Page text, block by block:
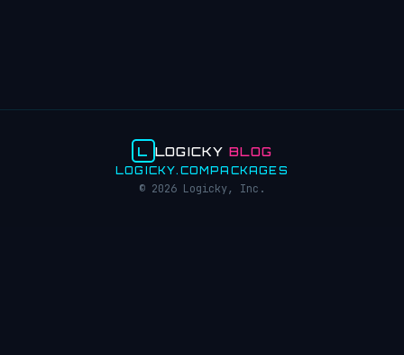
L LOGICKYBLOG
LOGICKY.COM PACKAGES
© 2026 Logicky, Inc.